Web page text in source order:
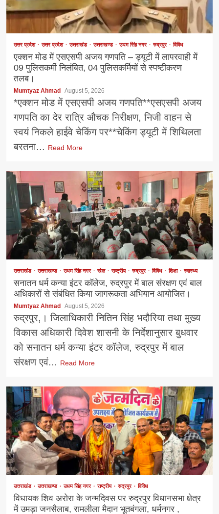
उत्तर प्रदेश उत्तर प्रदेश उत्तराखंड उत्तराखण्ड उधम सिंह नगर रुद्रपुर विविध
एक्शन मोड में एसएसपी अजय गणपति – ड्यूटी में लापरवाही में
09 पुलिसकर्मी निलंबित, 04 पुलिसकर्मियों से स्पष्टीकरण
तलब।
Mumtyaz Ahmad August 5, 2026
*एक्शन मोड में एसएसपी अजय गणपति**एसएसपी अजय
गणपति का देर रात्रि औचक निरीक्षण, निजी वाहन से
स्वयं निकले हाईवे चेकिंग पर**चेकिंग ड्यूटी में शिथिलता
बरतना... Read More
उत्तराखंड उत्तराखण्ड उधम सिंह नगर खेल राष्ट्रीय रुद्रपुर विविध शिक्षा स्वास्थ्य
सनातन धर्म कन्या इंटर कॉलेज, रुद्रपुर में बाल संरक्षण एवं बाल
अधिकारों से संबंधित किया जागरूकता अभियान आयोजित।
Mumtyaz Ahmad August 5, 2026
रुद्रपुर,। जिलाधिकारी नितिन सिंह भदौरिया तथा मुख्य
विकास अधिकारी दिवेश शासनी के निर्देशानुसार बुधवार
को सनातन धर्म कन्या इंटर कॉलेज, रुद्रपुर में बाल
संरक्षण एवं... Read More
उत्तराखंड उत्तराखण्ड उधम सिंह नगर राष्ट्रीय रुद्रपुर विविध
विधायक शिव अरोरा के जन्मदिवस पर रुद्रपुर विधानसभा क्षेत्र
में उमड़ा जनसैलाब, रामलीला मैदान भूतबंगला, धर्मनगर ,